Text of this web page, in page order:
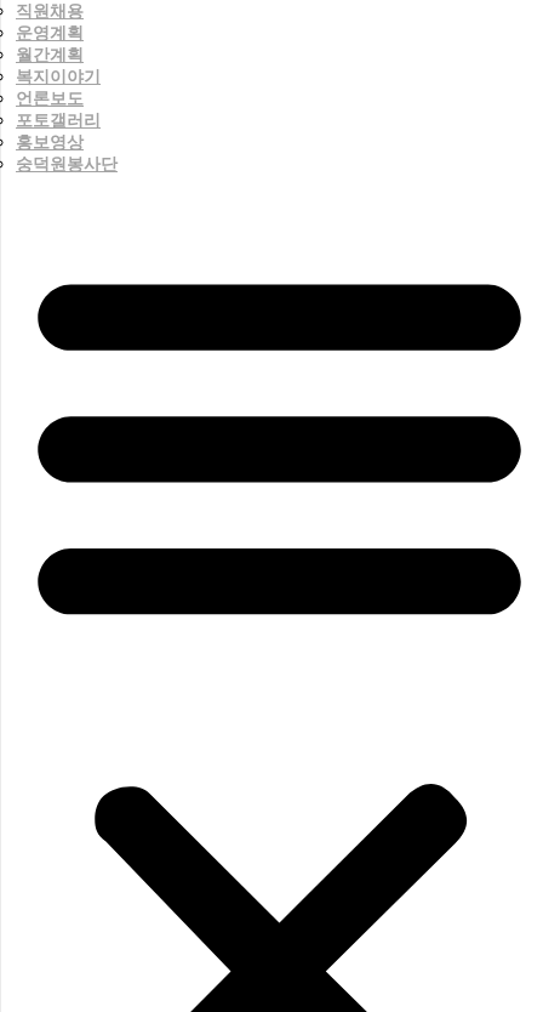
직원채용
운영계획
월간계획
복지이야기
언론보도
포토갤러리
홍보영상
숭덕원봉사단